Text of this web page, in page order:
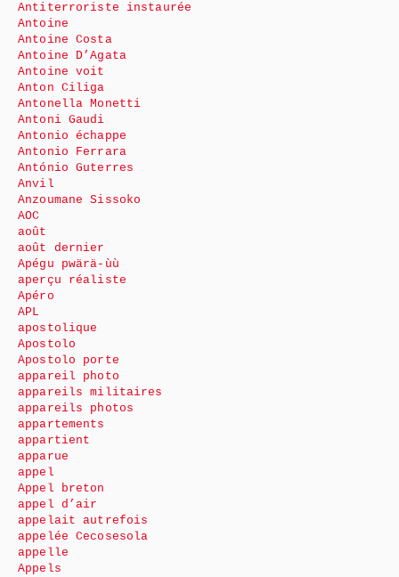
Antiterroriste instaurée
Antoine
Antoine Costa
Antoine D’Agata
Antoine voit
Anton Ciliga
Antonella Monetti
Antoni Gaudi
Antonio échappe
Antonio Ferrara
António Guterres
Anvil
Anzoumane Sissoko
AOC
août
août dernier
Apégu pwärä-ùù
aperçu réaliste
Apéro
APL
apostolique
Apostolo
Apostolo porte
appareil photo
appareils militaires
appareils photos
appartements
appartient
apparue
appel
Appel breton
appel d’air
appelait autrefois
appelée Cecosesola
appelle
Appels